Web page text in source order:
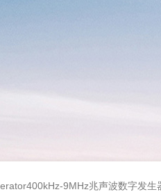
9MHz兆声波数字发生